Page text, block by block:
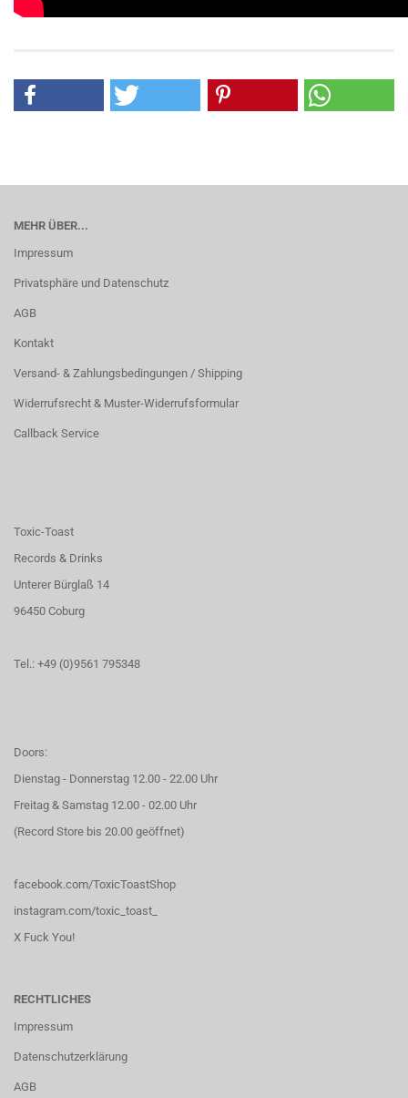
MEHR ÜBER...
Impressum
Privatsphäre und Datenschutz
AGB
Kontakt
Versand- & Zahlungsbedingungen / Shipping
Widerrufsrecht & Muster-Widerrufsformular
Callback Service
Toxic-Toast
Records & Drinks
Unterer Bürglaß 14
96450 Coburg
Tel.: +49 (0)9561 795348
Doors:
Dienstag - Donnerstag 12.00 - 22.00 Uhr
Freitag & Samstag 12.00 - 02.00 Uhr
(Record Store bis 20.00 geöffnet)
facebook.com/ToxicToastShop
instagram.com/toxic_toast_
X Fuck You!
RECHTLICHES
Impressum
Datenschutzerklärung
AGB